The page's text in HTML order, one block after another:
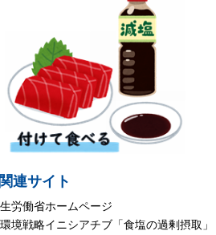
関連サイト
労働省ホームページ
境戦略イニシアチブ「食塩の過剰摂取」